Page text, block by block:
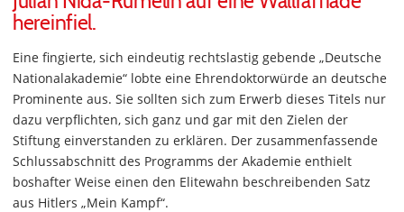
hereinfiel.
Eine fingierte, sich eindeutig rechtslastig gebende „Deutsche
Nationalakademie“ lobte eine Ehrendoktorwürde an deutsche
Prominente aus. Sie sollten sich zum Erwerb dieses Titels nur
dazu verpflichten, sich ganz und gar mit den Zielen der
Stiftung einverstanden zu erklären. Der zusammenfassende
Schlussabschnitt des Programms der Akademie enthielt
boshafter Weise einen den Elitewahn beschreibenden Satz
aus Hitlers „Mein Kampf“.